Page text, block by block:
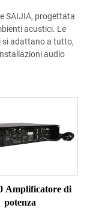
SAIJIA, progettata
acustici. Le
si adattano a tutto,
audio
Amplificatore di
potenza